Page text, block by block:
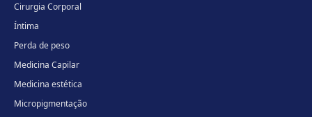
Cirurgia Corporal
Íntima
Perda de peso
Medicina Capilar
Medicina estética
Micropigmentação